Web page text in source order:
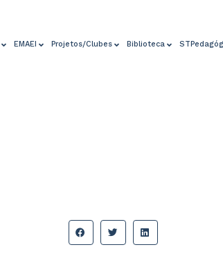
EMAEI Projetos/Clubes Biblioteca